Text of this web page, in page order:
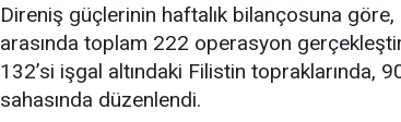
Direniş güçlerinin haftalık bilançosuna
arasında toplam 222 operasyon
132’si işgal altındaki Filistin topraklarında,
sahasında düzenlendi.